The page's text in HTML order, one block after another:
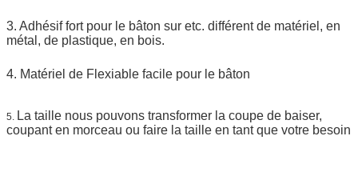
3. Adhésif fort pour le bâton sur etc. différent de matériel, en
métal, de plastique, en bois.
4. Matériel de Flexiable facile pour le bâton
5. La taille nous pouvons transformer la coupe de baiser,
coupant en morceau ou faire la taille en tant que votre besoin